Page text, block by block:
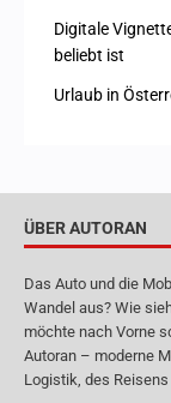
Digitale
beliebt ist
Urlaub in
ÜBER AUTORAN
Das Auto und die
Wandel aus? Wie
möchte nach Vorne
Autoran – moderne
Logistik, des